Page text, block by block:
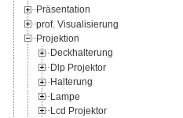
Präsentation
prof. Visualisierung
Projektion
Deckhalterung
Dlp Projektor
Halterung
Lampe
Lcd Projektor